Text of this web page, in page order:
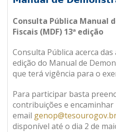
Consulta Pública Manual
Fiscais (MDF) 13ª edição
Consulta Pública acerca
edição do Manual de
que terá vigência para o
Para participar basta
contribuições e encaminhar
email
disponível até o dia 2 de